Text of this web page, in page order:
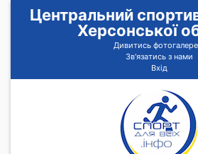
Центральний
Херсонської
Дивитись
Зв'язатись з нами
Вхід